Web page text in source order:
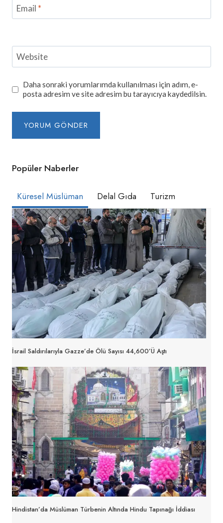
Email *
Website
Daha sonraki yorumlarımda kullanılması için adım, e-
posta adresim ve site adresim bu tarayıcıya kaydedilsin.
Popüler Naberler
Küresel Müslüman Delal Gıda Turizm
İsrail Saldırılarıyla Gazze’de Ölü Sayısı 44,600’ü Aştı
Hindistan’da Müslüman Türbenin Altında Hindu Tapınağı İddiası